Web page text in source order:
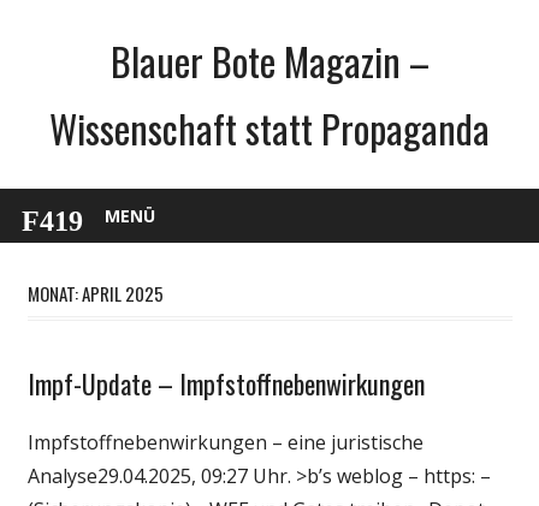
Blauer Bote Magazin –
Wissenschaft statt Propaganda
MENÜ
MONAT: APRIL 2025
Gesellschaft
Politik
Wirtschaft
Impf-Update – Impfstoffnebenwirkungen
Impfstoffnebenwirkungen – eine juristische
Analyse29.04.2025, 09:27 Uhr. >b’s weblog – https: –